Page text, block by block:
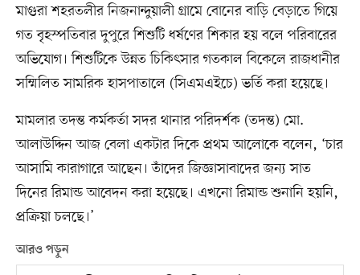
মাগুরা শহরতলীর নিজনান্দুয়ালী গ্রামে বোনের বাড়ি বেড়াতে গিয়ে
গত বৃহস্পতিবার দুপুরে শিশুটি ধর্ষণের শিকার হয় বলে পরিবারের
অভিযোগ। শিশুটিকে উন্নত চিকিৎসার গতকাল বিকেলে রাজধানীর
সম্মিলিত সামরিক হাসপাতালে (সিএমএইচে) ভর্তি করা হয়েছে।
মামলার তদন্ত কর্মকর্তা সদর থানার পরিদর্শক (তদন্ত) মো.
আলাউদ্দিন আজ বেলা একটার দিকে প্রথম আলোকে বলেন, ‘চার
আসামি কারাগারে আছেন। তাঁদের জিজ্ঞাসাবাদের জন্য সাত
দিনের রিমান্ড আবেদন করা হয়েছে। এখনো রিমান্ড শুনানি হয়নি,
প্রক্রিয়া চলছে।’
আরও পড়ুন